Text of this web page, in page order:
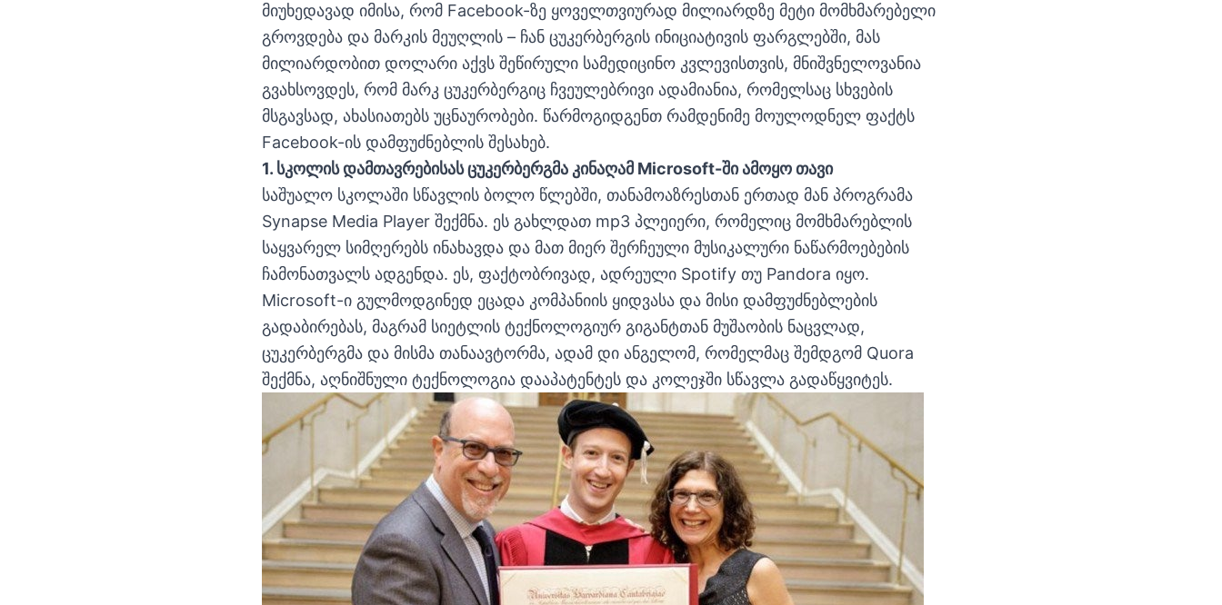
მიუხედავად იმისა, რომ Facebook-ზე ყოველთვიურად მილიარდზე მეტი მომხმარებელი
გროვდება და მარკის მეუღლის – ჩან ცუკერბერგის ინიციატივის ფარგლებში, მას
მილიარდობით დოლარი აქვს შეწირული სამედიცინო კვლევისთვის, მნიშვნელოვანია
გვახსოვდეს, რომ მარკ ცუკერბერგიც ჩვეულებრივი ადამიანია, რომელსაც სხვების
მსგავსად, ახასიათებს უცნაურობები. წარმოგიდგენთ რამდენიმე მოულოდნელ ფაქტს
Facebook-ის დამფუძნებლის შესახებ.
1. სკოლის დამთავრებისას ცუკერბერგმა კინაღამ Microsoft-ში ამოყო თავი
საშუალო სკოლაში სწავლის ბოლო წლებში, თანამოაზრესთან ერთად მან პროგრამა
Synapse Media Player შექმნა. ეს გახლდათ mp3 პლეიერი, რომელიც მომხმარებლის
საყვარელ სიმღერებს ინახავდა და მათ მიერ შერჩეული მუსიკალური ნაწარმოებების
ჩამონათვალს ადგენდა. ეს, ფაქტობრივად, ადრეული Spotify თუ Pandora იყო.
Microsoft-ი გულმოდგინედ ეცადა კომპანიის ყიდვასა და მისი დამფუძნებლების
გადაბირებას, მაგრამ სიეტლის ტექნოლოგიურ გიგანტთან მუშაობის ნაცვლად,
ცუკერბერგმა და მისმა თანაავტორმა, ადამ დი ანგელომ, რომელმაც შემდგომ Quora
შექმნა, აღნიშნული ტექნოლოგია დააპატენტეს და კოლეჯში სწავლა გადაწყვიტეს.